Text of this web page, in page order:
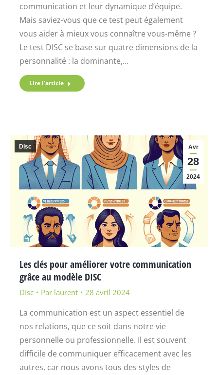
communication et leur dynamique d’équipe.
Mais saviez-vous que ce test peut également
vous aider à mieux vous connaître vous-même ?
Le test DISC se base sur quatre dimensions de la
personnalité : la dominante,…
Lire l'article
Avr
28
2024
DIsc
Les clés pour améliorer votre communication
grâce au modèle DISC
DIsc Par laurent 28 avril 2024
La communication est un aspect essentiel de
nos relations, que ce soit dans notre vie
personnelle ou professionnelle. Il est souvent
difficile de communiquer efficacement avec les
autres, car nous avons tous des styles de